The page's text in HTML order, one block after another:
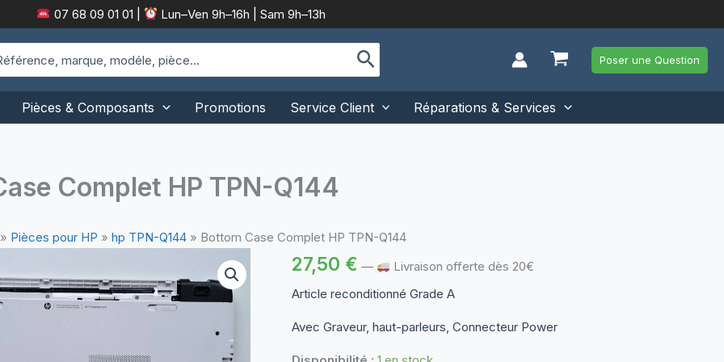
07 68 09 01 01 Lun–Ven 9h–16h | Sam 9h–13h
Poser une Question
Pièces & Composants Promotions Service Client Réparations & Services
Complet HP TPN-Q144
» Pièces pour HP » hp TPN-Q144» Bottom Case Complet HP TPN-Q144
27,50 € —
Livraison offerte dès 20€
Article reconditionné Grade A
Avec Graveur, haut-parleurs, Connecteur Power